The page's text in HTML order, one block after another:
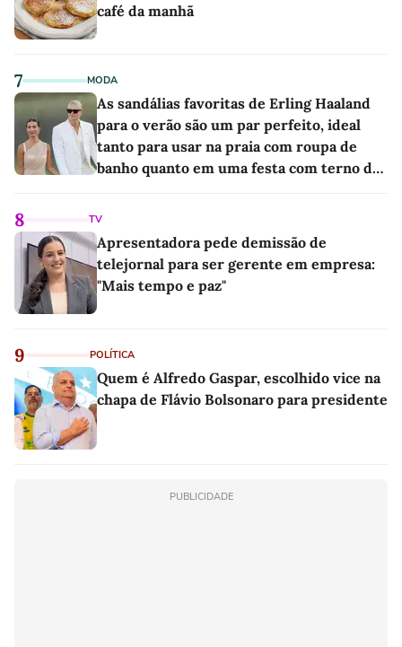
café da manhã
7 MODA
As sandálias favoritas de Erling Haaland
para o verão são um par perfeito, ideal
tanto para usar na praia com roupa de
banho quanto em uma festa com terno de
8 TV
Apresentadora pede demissão de
telejornal para ser gerente em empresa:
"Mais tempo e paz"
9 POLÍTICA
Quem é Alfredo Gaspar, escolhido vice na
chapa de Flávio Bolsonaro para presidente
PUBLICIDADE